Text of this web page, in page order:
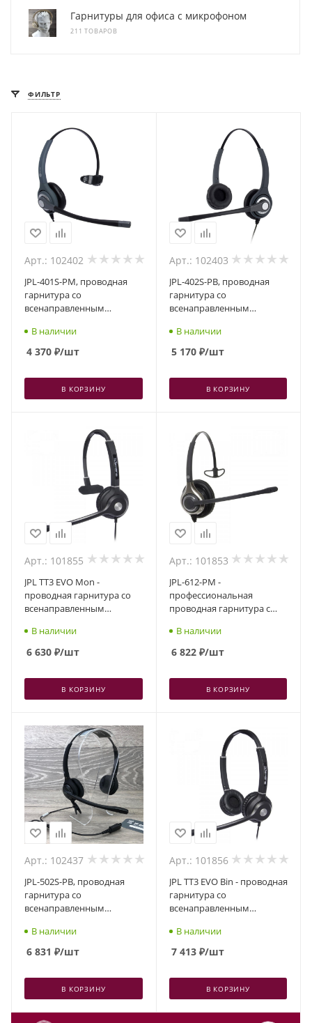
Гарнитуры для офиса с микрофоном
211 ТОВАРОВ
ФИЛЬТР
Арт.: 102402
JPL-401S-PM, проводная
гарнитура со
всенаправленным
разъем QD, один динамик
В наличии
4 370 ₽/шт
В КОРЗИНУ
Арт.: 102403
JPL-402S-PB, проводная
гарнитура со
всенаправленным
разъем QD, два динамика
В наличии
5 170₽/шт
В КОРЗИНУ
Арт.: 101855
JPL TT3 EVO Mon -
проводная гарнитура со
всенаправленным
разъем QD, один динамик
В наличии
6 630 ₽/шт
В КОРЗИНУ
Арт.: 101853
JPL-612-PM -
профессиональная
проводная гарнитура с
акустической защитой,
разъем QD, один динамик
В наличии
6 822₽/шт
В КОРЗИНУ
Арт.: 102437
JPL-502S-PB, проводная
гарнитура со
всенаправленным
акустической защитой,
разъем QD, два динамика
В наличии
6 831 ₽/шт
В КОРЗИНУ
Арт.: 101856
JPL TT3 EVO Bin - проводная
гарнитура со
всенаправленным
разъем QD, два динамика
В наличии
7 413₽/шт
В КОРЗИНУ